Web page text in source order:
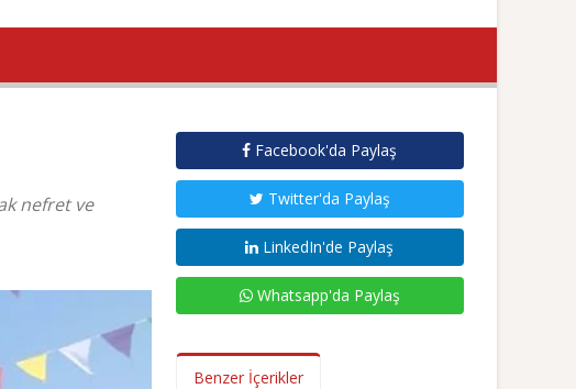
nefret ve
Facebook'da Paylaş
Twitter'da Paylaş
LinkedIn'de Paylaş
Whatsapp'da Paylaş
Benzer İçerikler